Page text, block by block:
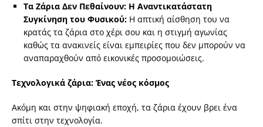
Τα Ζάρια Δεν Πεθαίνουν: Η Αναντικατάστατη
Συγκίνηση του Φυσικού: Η απτική αίσθηση του να
κρατάς τα ζάρια στο χέρι σου και η στιγμή αγωνίας
καθώς τα ανακινείς είναι εμπειρίες που δεν μπορούν να
αναπαραχθούν από εικονικές προσομοιώσεις.
Τεχνολογικά ζάρια: Ένας νέος κόσμος
Ακόμη και στην ψηφιακή εποχή, τα ζάρια έχουν βρει ένα
σπίτι στην τεχνολογία.